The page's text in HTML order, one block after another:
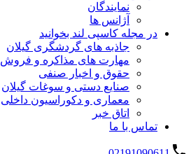
نمایندگان
آژانس ها
در مجله کاسپی لند بخوانید
جاذبه های گردشگری گیلان
مهارت های مذاکره و فروش
حقوق و اخبار صنفی
صنایع دستی و سوغات گیلان
معماری و دکوراسیون داخلی
اتاق خبر
تماس با ما